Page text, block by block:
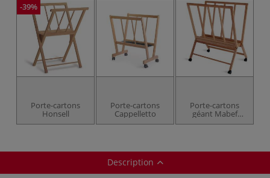
-39%
Porte-cartons
Honsell
Porte-cartons
Cappelletto
Porte-cartons
géant Mabef
Gigante M/40
Description